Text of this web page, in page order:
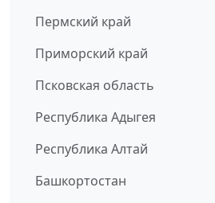
Пермский край
Приморский край
Псковская область
Республика Адыгея
Республика Алтай
Башкортостан